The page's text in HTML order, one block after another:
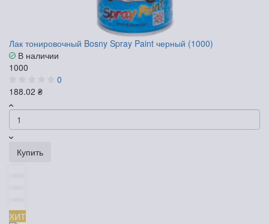
Лак тонировочный Bosny Spray Paint черный (1000)
В наличии
1000
0
188.02 ₴
Купить
ХИТ